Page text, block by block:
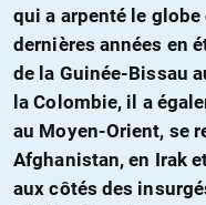
qui a arpenté le
dernières années en
de la Guinée-Bissau
la Colombie, il a
au Moyen-Orient, se
Afghanistan, en Irak
aux côtés des